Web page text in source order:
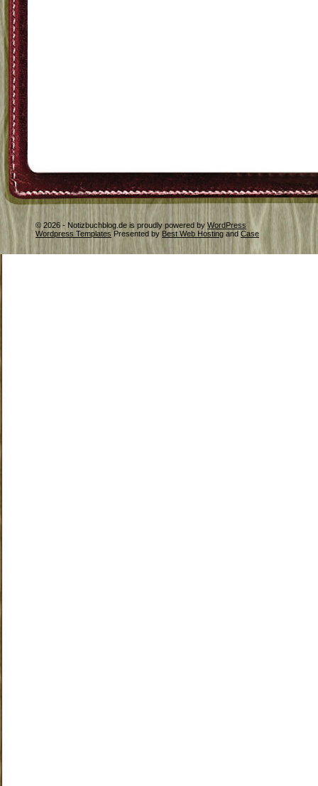
© 2026 - Notizbuchblog.de is proudly powered by WordPress
Wordpress Templates Presented by Best Web Hosting and Case